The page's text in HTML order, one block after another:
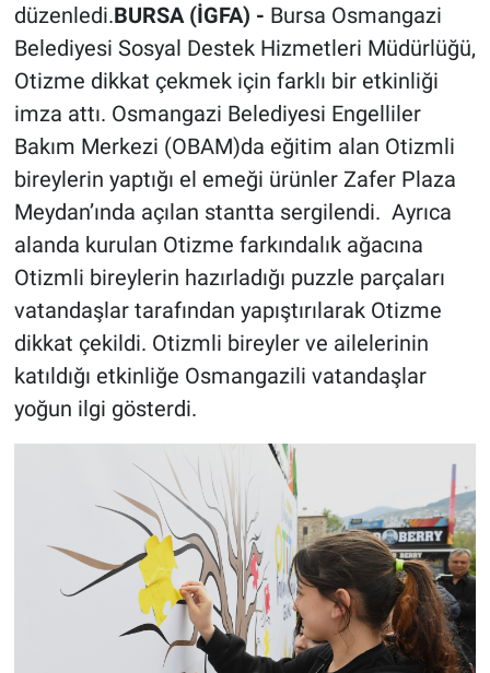
düzenledi.BURSA (İGFA) - Bursa Osmangazi
Belediyesi Sosyal Destek Hizmetleri Müdürlüğü,
Otizme dikkat çekmek için farklı bir etkinliği
imza attı. Osmangazi Belediyesi Engelliler
Bakım Merkezi (OBAM)da eğitim alan Otizmli
bireylerin yaptığı el emeği ürünler Zafer Plaza
Meydan’ında açılan stantta sergilendi. Ayrıca
alanda kurulan Otizme farkındalık ağacına
Otizmli bireylerin hazırladığı puzzle parçaları
vatandaşlar tarafından yapıştırılarak Otizme
dikkat çekildi. Otizmli bireyler ve ailelerinin
katıldığı etkinliğe Osmangazili vatandaşlar
yoğun ilgi gösterdi.